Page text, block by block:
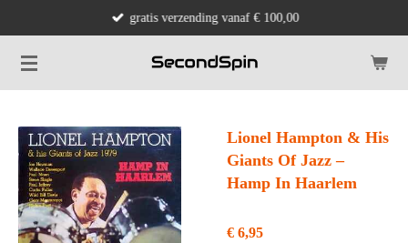
naar
de
gratis verzending vanaf € 100,00
Lionel Hampton & His
Giants Of Jazz ‎–
Hamp In Haarlem
€ 6,95